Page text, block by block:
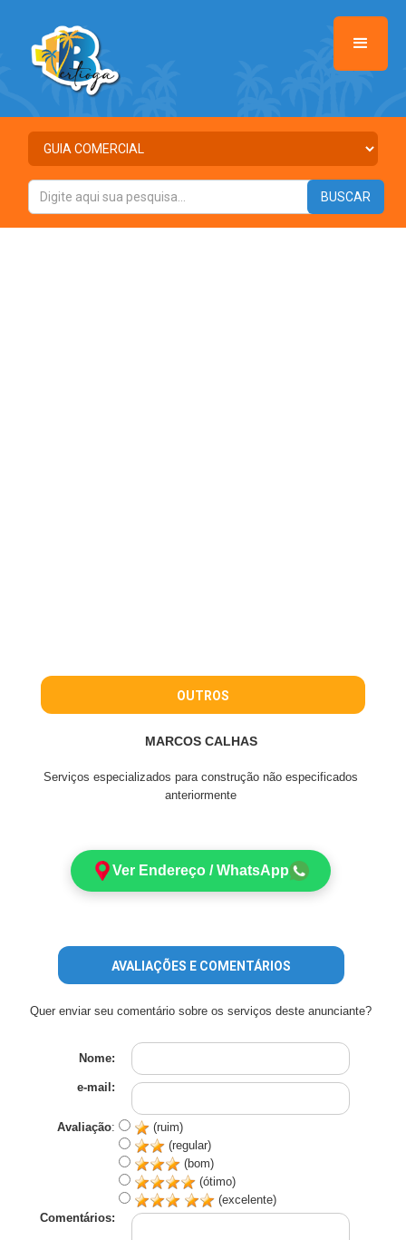
OUTROS
MARCOS CALHAS
Serviços especializados para construção não especificados
anteriormente
Ver Endereço / WhatsApp
AVALIAÇÕES E COMENTÁRIOS
Quer enviar seu comentário sobre os serviços deste anunciante?
Nome:
e-mail:
Avaliação:
(ruim)
(regular)
(bom)
(ótimo)
(excelente)
Comentários: